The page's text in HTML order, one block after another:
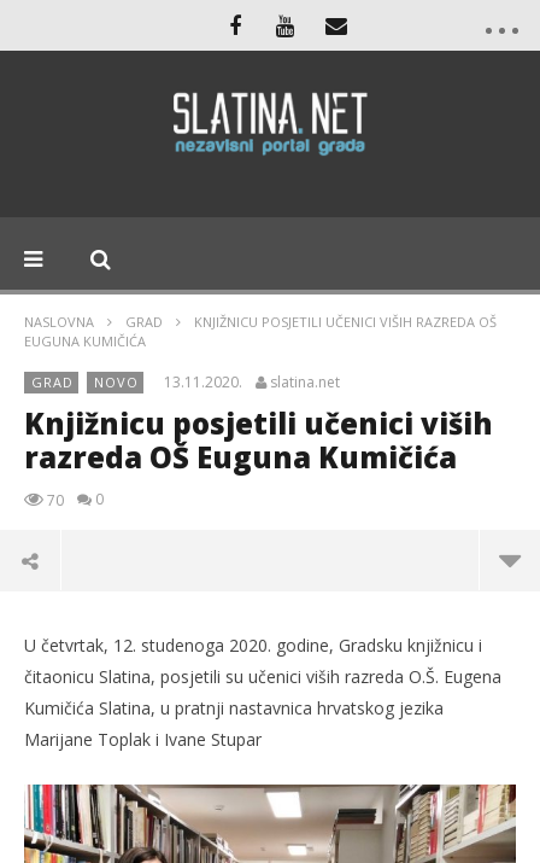
NASLOVNA GRAD
KNJIŽNICU POSJETILI UČENICI VIŠIH RAZREDA OŠ
EUGUNA KUMIČIĆA
GRAD NOVO 13.11.2020. slatina.net
Knjižnicu posjetili učenici viših
razreda OŠ Euguna Kumičića
70 0
U četvrtak, 12. studenoga 2020. godine, Gradsku knjižnicu i
čitaonicu Slatina, posjetili su učenici viših razreda O.Š. Eugena
Kumičića Slatina, u pratnji nastavnica hrvatskog jezika
Marijane Toplak i Ivane Stupar